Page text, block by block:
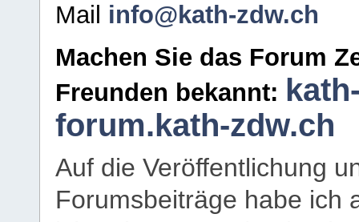
Mail info@kath-zdw.ch
Machen Sie das Forum
Freunden bekannt:
forum.kath-zdw.ch
Auf die Veröffentlichung
Forumsbeiträge habe ich